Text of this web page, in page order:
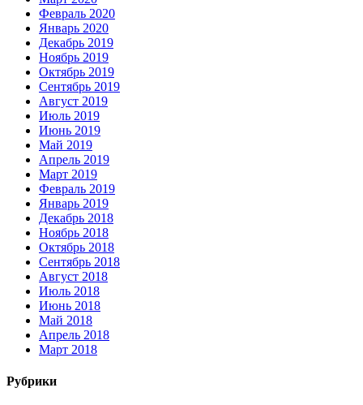
Февраль 2020
Январь 2020
Декабрь 2019
Ноябрь 2019
Октябрь 2019
Сентябрь 2019
Август 2019
Июль 2019
Июнь 2019
Май 2019
Апрель 2019
Март 2019
Февраль 2019
Январь 2019
Декабрь 2018
Ноябрь 2018
Октябрь 2018
Сентябрь 2018
Август 2018
Июль 2018
Июнь 2018
Май 2018
Апрель 2018
Март 2018
Рубрики